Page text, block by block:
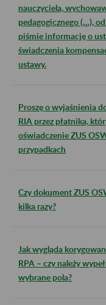
nauczyciela,
pedagogicznego (…),
piśmie informację o
świadczenia
ustawy.
Proszę o wyjaśnienia
RIA przez płatnika,
oświadczenie ZUS
przypadkach
Czy dokument ZUS
kilka razy?
Jak wygląda
RPA – czy należy
wybrane pola?